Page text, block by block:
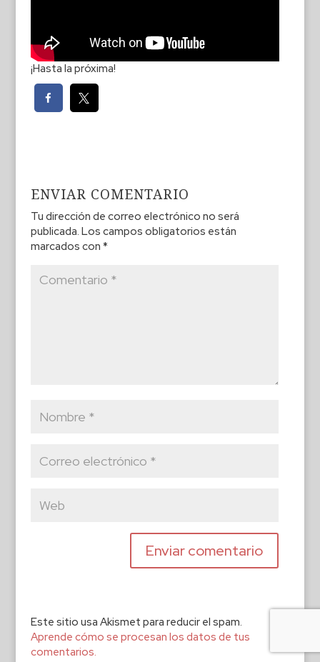
¡Hasta la próxima!
ENVIAR COMENTARIO
Tu dirección de correo electrónico no será
publicada. Los campos obligatorios están
marcados con *
Este sitio usa Akismet para reducir el spam.
Aprende cómo se procesan los datos de tus
comentarios.